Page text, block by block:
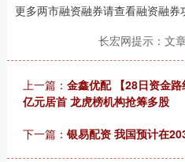
更多两市融资融券请查看融资融券
长宏网提示：文
上一篇： 金鑫优配 【28日资金
亿元居首 龙虎榜机构抢筹多股
下一篇： 银易配资 我国预计在